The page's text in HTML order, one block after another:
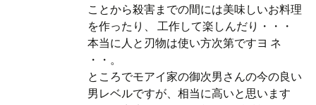
ことから殺害までの間には美味しいお料理
を作ったり、 工作して楽しんだり・・・
本当に人と刃物は使い方次第ですヨ ネ
・・。
ところでモアイ家の御次男さんの今の良い
男レベルですが、相当に高いと思います